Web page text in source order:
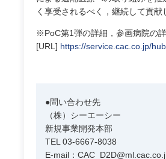
く享受されるべく，継続して貢献
※PoC第1弾の詳細，参画病院の
[URL] https://service.cac.co.jp/
●問い合わせ先
（株）シーエーシー
新規事業開発本部
TEL 03-6667-8038
E-mail：